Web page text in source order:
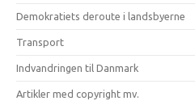
Demokratiets deroute i landsbyerne
Transport
Indvandringen til Danmark
Artikler med copyright mv.